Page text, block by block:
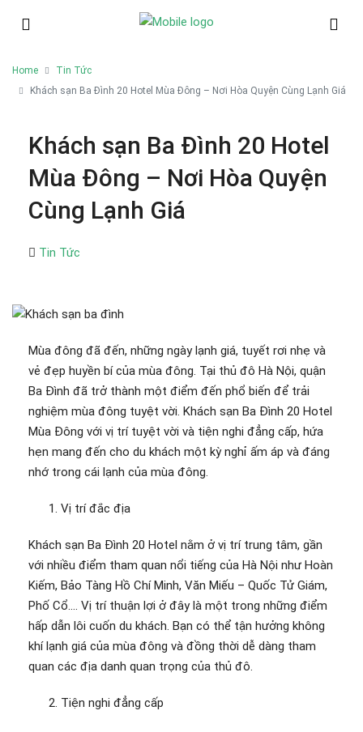
Home
Tin Tức
Khách sạn Ba Đình 20 Hotel Mùa Đông – Nơi Hòa Quyện Cùng Lạnh Giá
Khách sạn Ba Đình 20 Hotel
Mùa Đông – Nơi Hòa Quyện
Cùng Lạnh Giá
Tin Tức
Mùa đông đã đến, những ngày lạnh giá, tuyết rơi nhẹ và
vẻ đẹp huyền bí của mùa đông. Tại thủ đô Hà Nội, quận
Ba Đình đã trở thành một điểm đến phổ biến để trải
nghiệm mùa đông tuyệt vời. Khách sạn Ba Đình 20 Hotel
Mùa Đông với vị trí tuyệt vời và tiện nghi đẳng cấp, hứa
hẹn mang đến cho du khách một kỳ nghỉ ấm áp và đáng
nhớ trong cái lạnh của mùa đông.
Vị trí đắc địa
Khách sạn Ba Đình 20 Hotel nằm ở vị trí trung tâm, gần
với nhiều điểm tham quan nổi tiếng của Hà Nội như Hoàn
Kiếm, Bảo Tàng Hồ Chí Minh, Văn Miếu – Quốc Tử Giám,
Phố Cổ…. Vị trí thuận lợi ở đây là một trong những điểm
hấp dẫn lôi cuốn du khách. Bạn có thể tận hưởng không
khí lạnh giá của mùa đông và đồng thời dễ dàng tham
quan các địa danh quan trọng của thủ đô.
Tiện nghi đẳng cấp